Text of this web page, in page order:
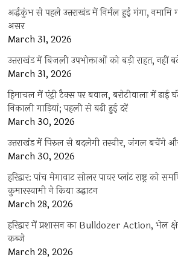
अर्द्धकुंभ से पहले उत्तराखंड में निर्मल हुई गंगा, नमामि
असर
March 31, 2026
उत्तराखंड में बिजली उपभोक्ताओं को बड़ी राहत, नहीं
March 31, 2026
हिमाचल में एंट्री टैक्स पर बवाल, बरोटीवाला में
निकाली गाड़ियां; पहली से बढ़ी हुई दरें
March 30, 2026
उत्तराखंड में पिरुल से बदलेगी तस्वीर, जंगल बचेंगे
March 30, 2026
हरिद्वार: पांच मेगावाट सोलर पावर प्लांट राष्ट्र को
कुमारस्वामी ने किया उद्घाटन
March 28, 2026
हरिद्वार में प्रशासन का Bulldozer Action, भेल
कब्जे
March 28, 2026